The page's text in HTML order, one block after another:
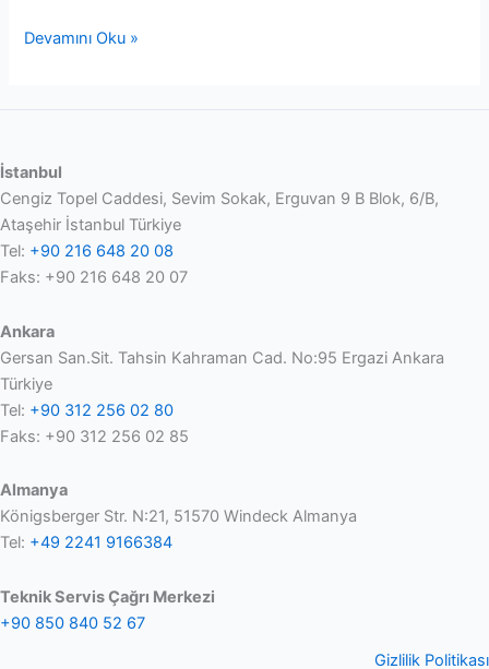
Q-
Artık
iPhone’da
Yayında
Devamını Oku »
İstanbul
Cengiz Topel Caddesi, Sevim Sokak, Erguvan 9 B Blok, 6/B,
Ataşehir İstanbul Türkiye
Tel: +90 216 648 20 08
Faks: +90 216 648 20 07
Ankara
Gersan San.Sit. Tahsin Kahraman Cad. No:95 Ergazi Ankara
Türkiye
Tel: +90 312 256 02 80
Faks: +90 312 256 02 85
Almanya
Königsberger Str. N:21, 51570 Windeck Almanya
Tel: +49 2241 9166384
Teknik Servis Çağrı Merkezi
+90 850 840 52 67
Gizlilik Politikası